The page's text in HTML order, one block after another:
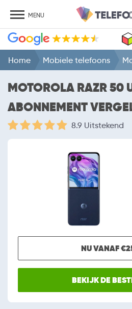
MENU
Home Mobiele telefoons
MOTOROLA RAZR 50
ABONNEMENT
8.9 Uitstekend
NU VANAF
BEKIJK DE